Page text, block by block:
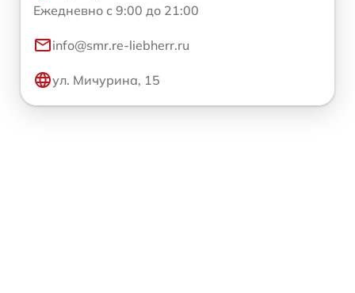
Ежедневно с 9:00 до 21:00
info@smr.re-liebherr.ru
ул. Мичурина, 15